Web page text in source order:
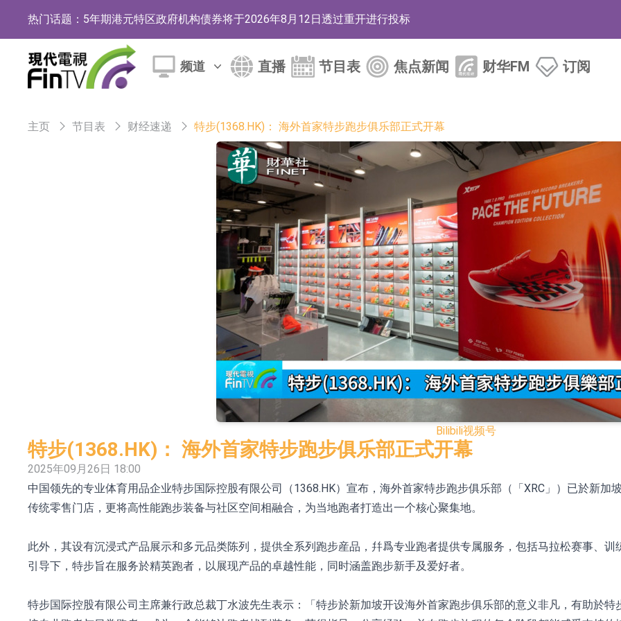
热门话题： 5年期港元特区政府机构债券将于2026年8月12日透过重开进行投标
1年期港元隔夜平均指数挂钩债券将于2026年8月12日进行投标
香港证监会就中国糖果前高管的失当行为取得13年取消资格令
【异动股】港股涨幅榜前十，生物系统工程股权(02902.HK)涨+218.75%，敏捷控股(00186.HK)涨+82.50%
地纬智能：暂未开展对外的语料商业化服务
嘉立创：公司主要提供EDA/CAM、PCB、电子元器件等电子及机械产业链一站式研发智造服务
工信部：鼓励民爆企业依法依规实施重组整合
工信部：到2030年形成3-5家具有较强国际运营能力的大型民爆企业集团
因美纳：首批由中国生产制造基地生产的本土化产品完成客户交付
鲁阳节能：公司汽车衬垫 CCMAX、E2K、HBD系列产品已实现量产销售
北京君正：预计后续仍将主要采用季度调价的模式
【异动股】汽车整车板块下挫，北汽蓝谷(600733.CN)跌6.38%
【异动股】港股涨幅榜前十，生物系统工程股权(02902.HK)涨+231.25%，中国智能健康(00348.HK)涨
【异动股】昨日打二板以上表现板块拉升，欣天科技(300615.CN)涨19.97%
【异动股】港股跌幅榜前十，天瑞汽车内饰(06162.HK)跌18.00%，德信服务集团(02215.HK)跌16.33%
和光智成完成天使轮数千万融资
10年期港元特区政府机构债券将于2026年8月12日透过重开进行投标
频道 直播 节目表 焦点新闻 财华FM 订阅
主页 节目表 财经速递 特步(1368.HK)： 海外首家特步跑步俱乐部正式开幕
Bilibili视频号
特步(1368.HK)： 海外首家特步跑步俱乐部正式开幕
2025年09月26日 18:00
中国领先的专业体育用品企业特步国际控股有限公司（1368.HK）宣布，海外首家特步跑步俱乐部（「XRC」）已於新加
传统零售门店，更将高性能跑步装备与社区空间相融合，为当地跑者打造出一个核心聚集地。
此外，其设有沉浸式产品展示和多元品类陈列，提供全系列跑步産品，幷爲专业跑者提供专属服务，包括马拉松赛事、
引导下，特步旨在服务於精英跑者，以展现产品的卓越性能，同时涵盖跑步新手及爱好者。
特步国际控股有限公司主席兼行政总裁丁水波先生表示：「特步於新加坡开设海外首家跑步俱乐部的意义非凡，有助於